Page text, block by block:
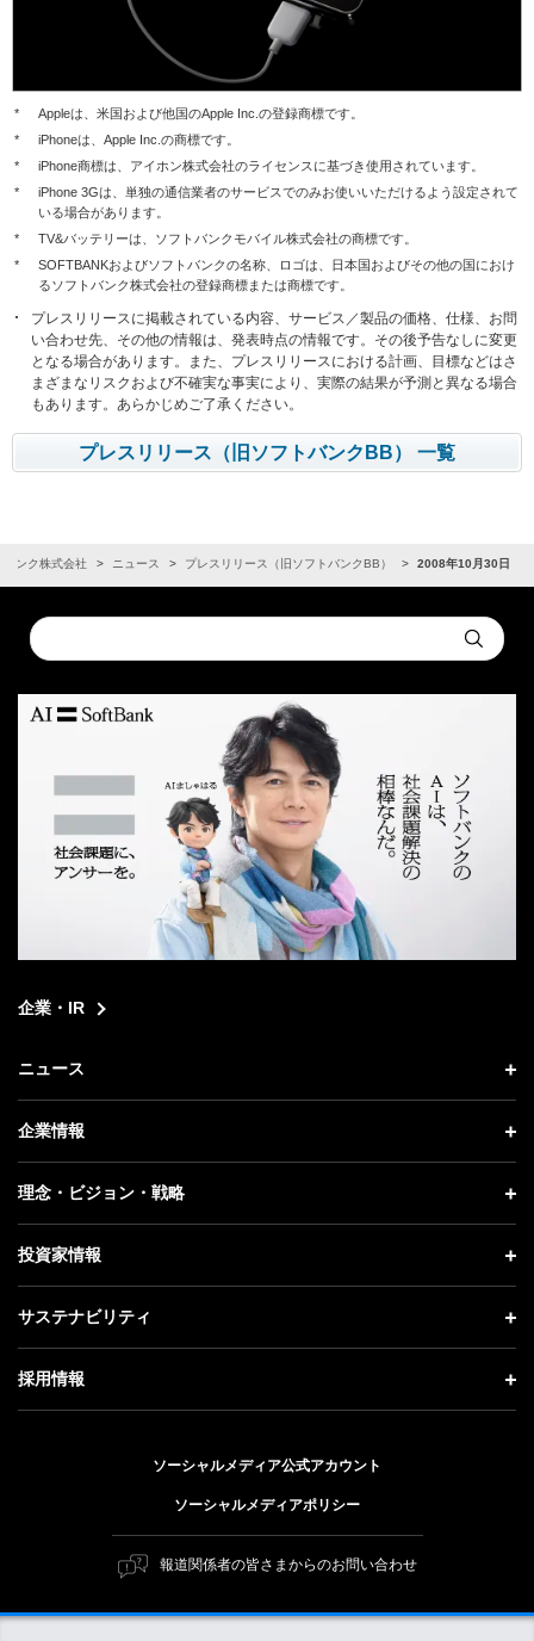
*
Appleは、米国および他国のApple Inc.の登録商標です。
*
iPhoneは、Apple Inc.の商標です。
*
iPhone商標は、アイホン株式会社のライセンスに基づき使用されています。
*
iPhone 3Gは、単独の通信業者のサービスでのみお使いいただけるよう設定されて
いる場合があります。
*
TV&バッテリーは、ソフトバンクモバイル株式会社の商標です。
*
SOFTBANKおよびソフトバンクの名称、ロゴは、日本国およびその他の国におけ
るソフトバンク株式会社の登録商標または商標です。
プレスリリースに掲載されている内容、サービス／製品の価格、仕様、お問
い合わせ先、その他の情報は、発表時点の情報です。その後予告なしに変更
となる場合があります。また、プレスリリースにおける計画、目標などはさ
まざまなリスクおよび不確実な事実により、実際の結果が予測と異なる場合
もあります。あらかじめご了承ください。
プレスリリース（旧ソフトバンクBB） 一覧
バンク株式会社 ニュース プレスリリース（旧ソフトバンクBB） 2008年10月30日
Conduct
a
Submit
企業・IR
ニュース
ニュース トップ
プレスリリース
更新情報
記者説明会
企業情報
企業情報 トップ
社長メッセージ
事業紹介
ガバナンス
理念・ビジョン・戦略
理念・ビジョン・戦略 トップ
成長戦略「Activate AI for Society」
人材戦略
投資家情報
投資家情報 トップ
経営方針
個人投資家の皆さまへ
株式と社債について
サステナビリティ
サステナビリティ トップ
トップメッセージ
ESG方針・体制
マテリアリティ（重要課題）
ESGの主な取り組み
採用情報
障がい者採用
ソフトバンク クルー採用
ソーシャルメディア公式アカウント
ソーシャルメディアポリシー
報道関係者の皆さまからのお問い合わせ